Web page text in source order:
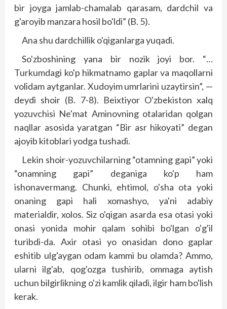
bir joyga jamlab-chamalab qarasam, dardchil va
g'aroyib manzara hosil bo'ldi” (B. 5).
Ana shu dardchillik o'qiganlarga yuqadi.
So'zboshining yana bir nozik joyi bor. “…
Turkumdagi ko'p hikmatnamo gaplar va maqollarni
volidam aytganlar. Xudoyim umrlarini uzaytirsin”, —
deydi shoir (B. 7-8). Beixtiyor O'zbekiston xalq
yozuvchisi Ne'mat Aminovning otalaridan qolgan
naqllar asosida yaratgan “Bir asr hikoyati” degan
ajoyib kitoblari yodga tushadi.
Lekin shoir-yozuvchilarning “otamning gapi” yoki
“onamning gapi” deganiga ko'p ham
ishonavermang. Chunki, ehtimol, o'sha ota yoki
onaning gapi hali xomashyo, ya'ni adabiy
materialdir, xolos. Siz o'qigan asarda esa otasi yoki
onasi yonida mohir qalam sohibi bo'lgan o'g'il
turibdi-da. Axir otasi yo onasidan dono gaplar
eshitib ulg'aygan odam kammi bu olamda? Ammo,
ularni ilg'ab, qog'ozga tushirib, ommaga aytish
uchun bilgirlikning o'zi kamlik qiladi, ilgir ham bo'lish
kerak.